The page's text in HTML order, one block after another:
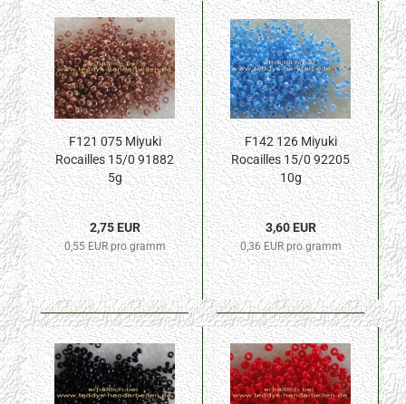
F121 075 Miyuki
Rocailles 15/0 91882
5g
2,75 EUR
0,55 EUR pro gramm
F142 126 Miyuki
Rocailles 15/0 92205
10g
3,60 EUR
0,36 EUR pro gramm